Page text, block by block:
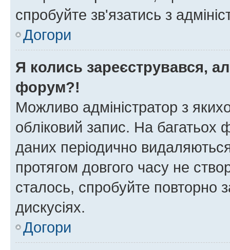
спробуйте зв'язатись з
Догори
Я колись зареєструвався,
форум?!
Можливо адміністратор з
обліковий запис. На
даних періодично видаляються
протягом довгого часу не
сталось, спробуйте повторно
дискусіях.
Догори